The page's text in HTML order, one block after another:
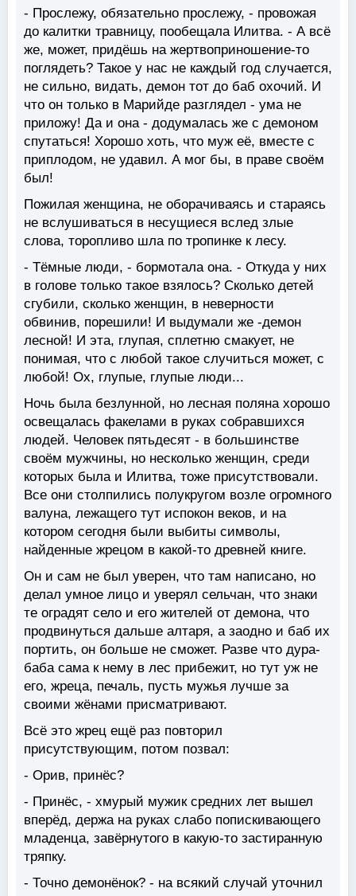
- Прослежу, обязательно прослежу, - провожая
до калитки травницу, пообещала Илитва. - А всё
же, может, придёшь на жертвоприношение-то
поглядеть? Такое у нас не каждый год случается,
не сильно, видать, демон тот до баб охочий. И
что он только в Марийде разглядел - ума не
приложу! Да и она - додумалась же с демоном
спутаться! Хорошо хоть, что муж её, вместе с
приплодом, не удавил. А мог бы, в праве своём
был!
Пожилая женщина, не оборачиваясь и стараясь
не вслушиваться в несущиеся вслед злые
слова, торопливо шла по тропинке к лесу.
- Тёмные люди, - бормотала она. - Откуда у них
в голове только такое взялось? Сколько детей
сгубили, сколько женщин, в неверности
обвинив, порешили! И выдумали же -демон
лесной! И эта, глупая, сплетню смакует, не
понимая, что с любой такое случиться может, с
любой! Ох, глупые, глупые люди...
Ночь была безлунной, но лесная поляна хорошо
освещалась факелами в руках собравшихся
людей. Человек пятьдесят - в большинстве
своём мужчины, но несколько женщин, среди
которых была и Илитва, тоже присутствовали.
Все они столпились полукругом возле огромного
валуна, лежащего тут испокон веков, и на
котором сегодня были выбиты символы,
найденные жрецом в какой-то древней книге.
Он и сам не был уверен, что там написано, но
делал умное лицо и уверял сельчан, что знаки
те оградят село и его жителей от демона, что
продвинуться дальше алтаря, а заодно и баб их
портить, он больше не сможет. Разве что дура-
баба сама к нему в лес прибежит, но тут уж не
его, жреца, печаль, пусть мужья лучше за
своими жёнами присматривают.
Всё это жрец ещё раз повторил
присутствующим, потом позвал:
- Орив, принёс?
- Принёс, - хмурый мужик средних лет вышел
вперёд, держа на руках слабо попискивающего
младенца, завёрнутого в какую-то застиранную
тряпку.
- Точно демонёнок? - на всякий случай уточнил